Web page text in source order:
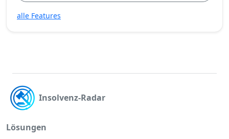
alle Features
Insolvenz-Radar
Lösungen